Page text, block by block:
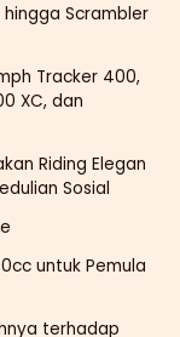
Scrambler
Tracker 400,
XC, dan
Riding Elegan
Sosial
untuk Pemula
terhadap